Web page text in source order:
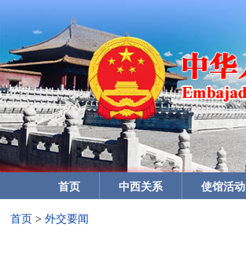
首页 中西关系 使馆活动
首页 > 外交要闻